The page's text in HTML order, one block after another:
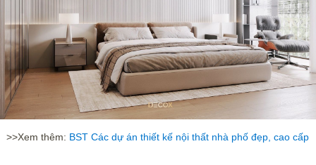
>>Xem thêm: BST Các dự án thiết kế nội thất nhà phố đẹp, cao cấp